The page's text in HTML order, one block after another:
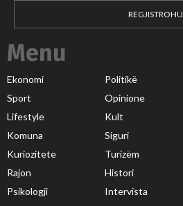
REGJISTROHU
Menu
Ekonomi Politikë
Sport
Opinione
Lifestyle
Kult
Komuna
Siguri
Kuriozitete
Turizëm
Rajon
Histori
Psikologji
Intervista